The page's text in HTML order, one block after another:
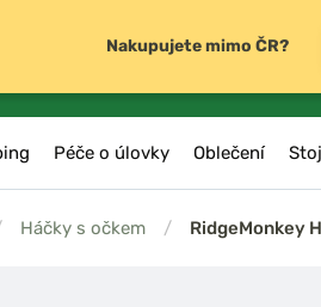
Péče o úlovky Oblečení
Háčky s očkem / RidgeMonkey
Nakupujete mimo ČR?